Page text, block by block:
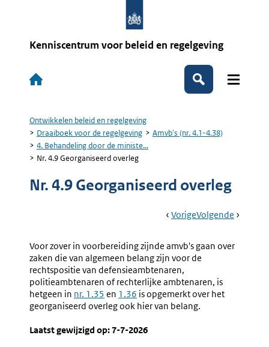
Kenniscentrum voor beleid en regelgeving
Hoofdnavigatie
Zoeken
Kruimelpad
Ontwikkelen beleid en regelgeving
Draaiboek voor de regelgeving
Amvb's (nr. 4.1-4.38)
4. Behandeling door de ministe...
Nr. 4.9 Georganiseerd overleg
Nr. 4.9 Georganiseerd overleg
Book
Ga
VorigePagina:
Toepasselijke
Procedure
Ga
Volgende Pagina:
Voor zover in voorbereiding zijnde amvb's gaan over
zaken die van algemeen belang zijn voor de
rechtspositie van defensieambtenaren,
politieambtenaren of rechterlijke ambtenaren, is
hetgeen in nr. 1.35 en 1.36 is opgemerkt over het
georganiseerd overleg ook hier van belang.
Laatst gewijzigd op: 7-7-2026